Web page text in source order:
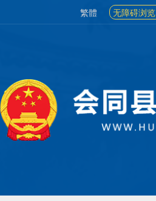
繁體 无障碍浏览